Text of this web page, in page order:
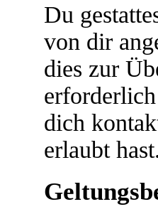
Du
von dir
dies zur
dich
erlaubt